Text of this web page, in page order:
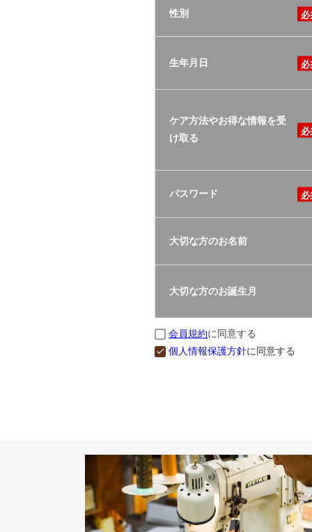
性別
生年月日
ケア方法やお得な情報を受
け取る
パスワード
大切な方のお名前
大切な方のお誕生月
会員規約に同意する
個人情報保護方針に同意する